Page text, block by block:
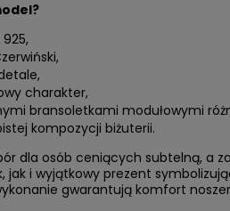
charakter,
bransoletkami modułowymi
kompozycji biżuterii.
dla osób ceniących subtelną, a
jak i wyjątkowy prezent
gwarantują komfort